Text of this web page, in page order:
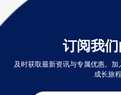
订阅我
及时获取最新资讯与专属优惠。
成长旅程